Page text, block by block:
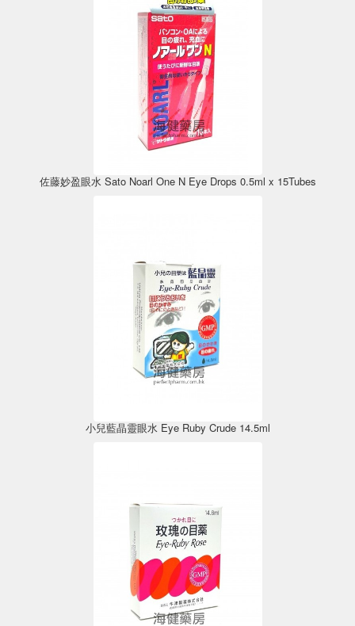
佐藤妙盈眼水 Sato Noarl One N Eye Drops 0.5ml x 15Tubes
小兒藍晶靈眼水 Eye Ruby Crude 14.5ml